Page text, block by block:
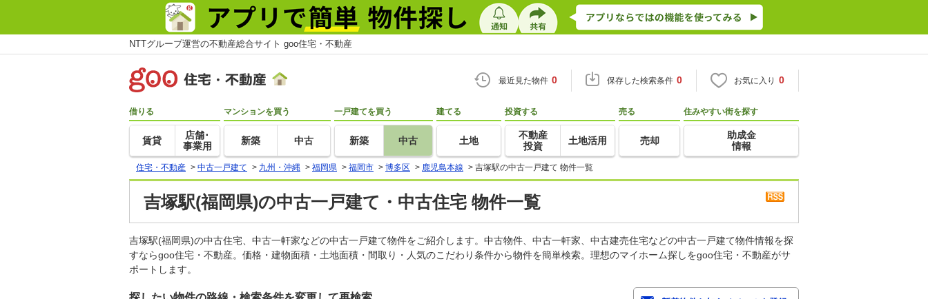
NTTグループ運営の不動産総合サイト goo住宅・不動産
最近見た物件 0 保存した検索条件 0 お気に入り 0
借りる
賃貸
店舗･
事業用
マンションを買う
新築 中古
一戸建てを買う
新築 中古
建てる
土地
投資する
不動産
投資
土地活用
売る
売却
住みやすい街を探す
助成金
情報
住宅・不動産 > 中古一戸建て > 九州・沖縄 > 福岡県 > 福岡市 > 博多区 > 鹿児島本線 > 吉塚駅の中古一戸建て 物件一覧
吉塚駅(福岡県)の中古一戸建て・中古住宅 物件一覧
吉塚駅(福岡県)の中古住宅、中古一軒家などの中古一戸建て物件をご紹介します。中古物件、中古一軒家、中古建売住宅などの中古一戸建て物件情報を探
すならgoo住宅・不動産。価格・建物面積・土地面積・間取り・人気のこだわり条件から物件を簡単検索。理想のマイホーム探しをgoo住宅・不動産がサ
ポートします。